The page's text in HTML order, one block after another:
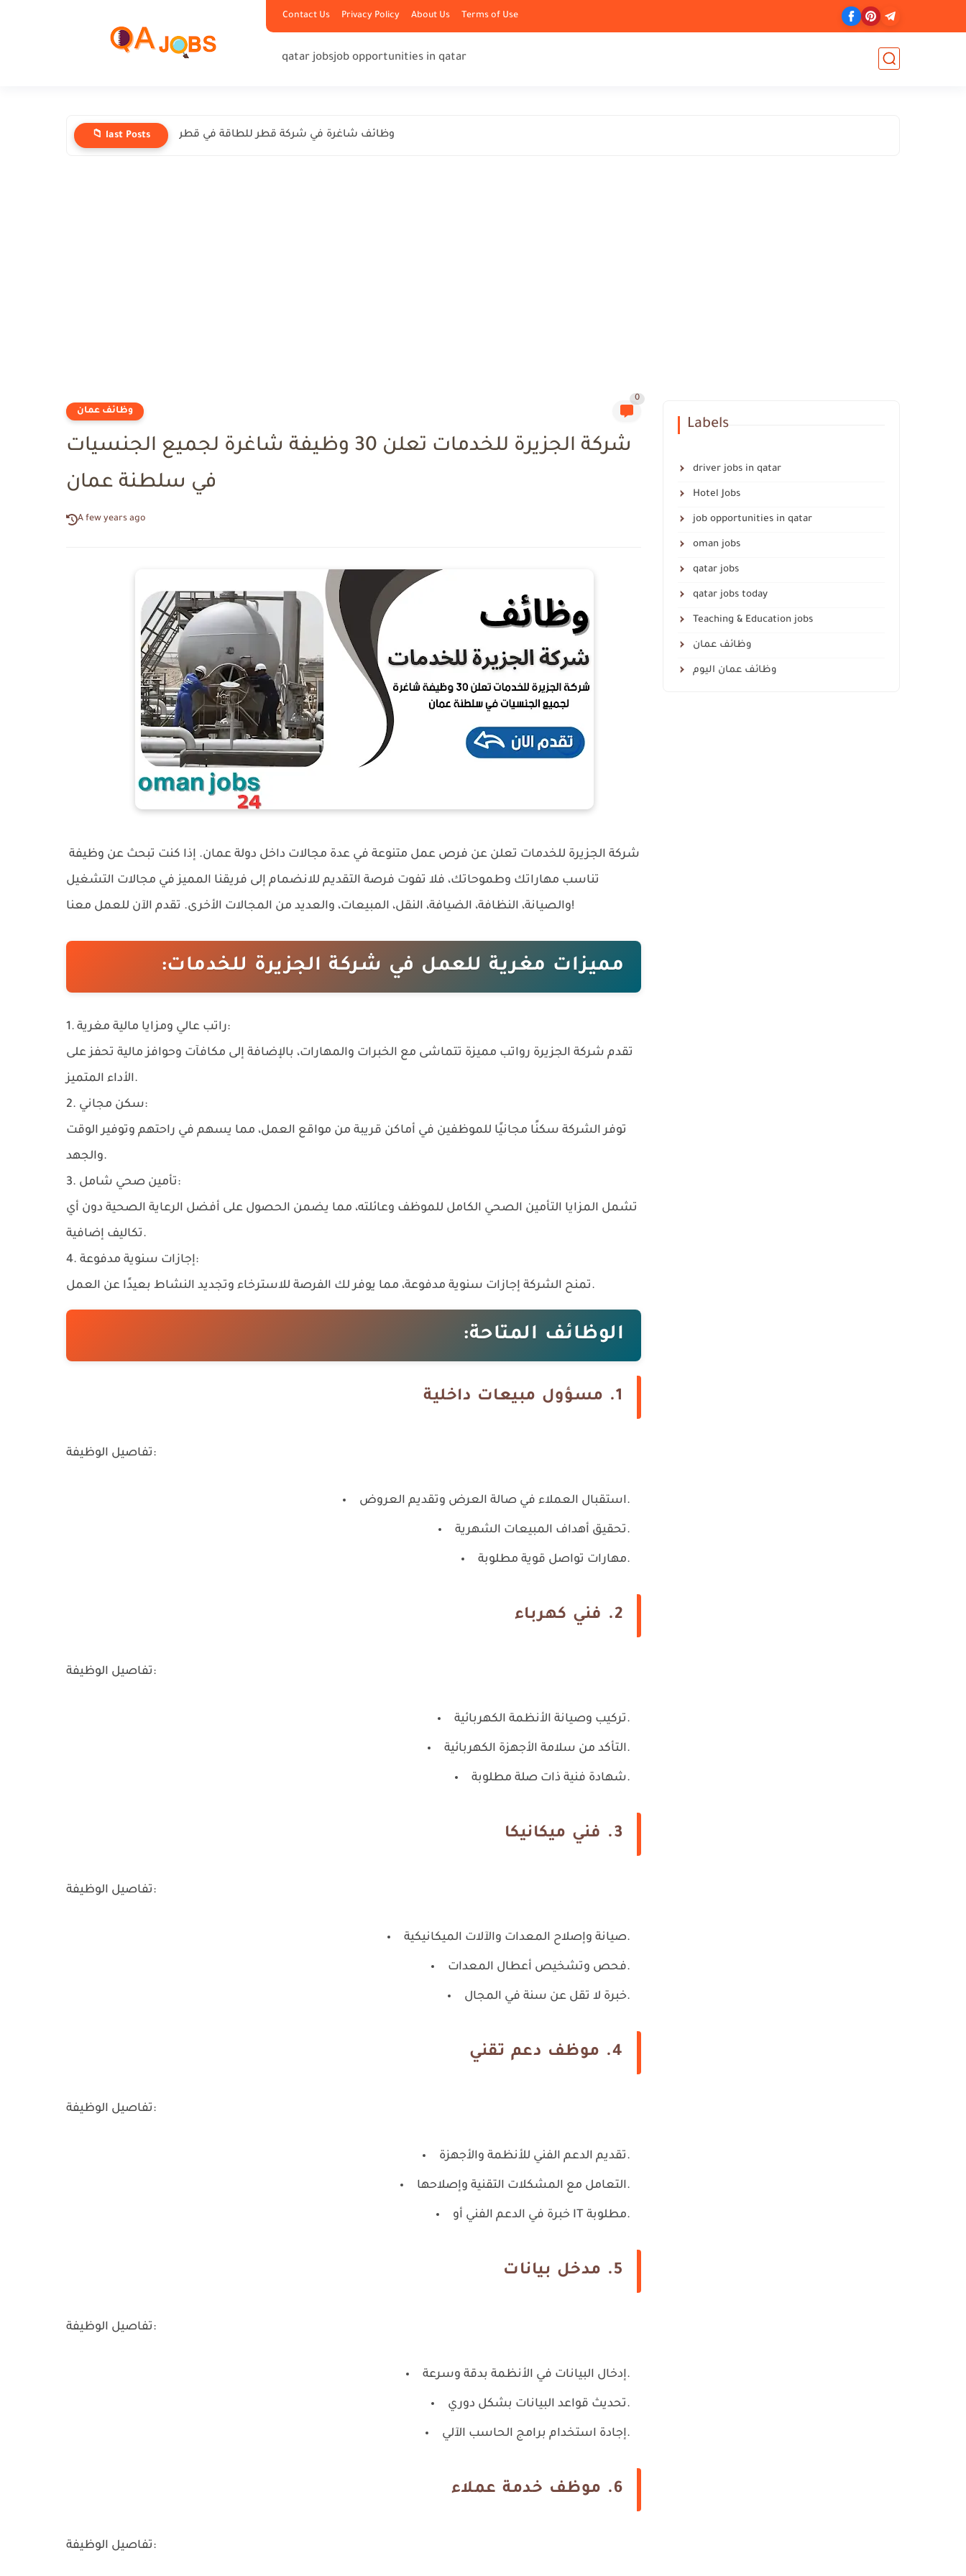
Contact Us Privacy Policy About Us Terms of Use
qatar jobsjob opportunities in qatar
📁 last Posts وظائف شاغرة في شركة قطر للطاقة في قطر
وظائف عمان
0
شركة الجزيرة للخدمات تعلن 30 وظيفة شاغرة لجميع الجنسيات
في سلطنة عمان
A few years ago
شركة الجزيرة للخدمات تعلن عن فرص عمل متنوعة في عدة مجالات داخل دولة عمان. إذا كنت تبحث عن وظيفة
تناسب مهاراتك وطموحاتك، فلا تفوت فرصة التقديم للانضمام إلى فريقنا المميز في مجالات التشغيل
والصيانة، النظافة، الضيافة، النقل، المبيعات، والعديد من المجالات الأخرى. تقدم الآن للعمل معنا!
مميزات مغرية للعمل في شركة الجزيرة للخدمات:
1. راتب عالي ومزايا مالية مغرية:
تقدم شركة الجزيرة رواتب مميزة تتماشى مع الخبرات والمهارات، بالإضافة إلى مكافآت وحوافز مالية تحفز على
الأداء المتميز.
2. سكن مجاني:
توفر الشركة سكنًا مجانيًا للموظفين في أماكن قريبة من مواقع العمل، مما يسهم في راحتهم وتوفير الوقت
والجهد.
3. تأمين صحي شامل:
تشمل المزايا التأمين الصحي الكامل للموظف وعائلته، مما يضمن الحصول على أفضل الرعاية الصحية دون أي
تكاليف إضافية.
4. إجازات سنوية مدفوعة:
تمنح الشركة إجازات سنوية مدفوعة، مما يوفر لك الفرصة للاسترخاء وتجديد النشاط بعيدًا عن العمل.
الوظائف المتاحة:
1. مسؤول مبيعات داخلية
تفاصيل الوظيفة:
استقبال العملاء في صالة العرض وتقديم العروض.
تحقيق أهداف المبيعات الشهرية.
مهارات تواصل قوية مطلوبة.
2. فني كهرباء
تفاصيل الوظيفة:
تركيب وصيانة الأنظمة الكهربائية.
التأكد من سلامة الأجهزة الكهربائية.
شهادة فنية ذات صلة مطلوبة.
3. فني ميكانيكا
تفاصيل الوظيفة:
صيانة وإصلاح المعدات والآلات الميكانيكية.
فحص وتشخيص أعطال المعدات.
خبرة لا تقل عن سنة في المجال.
4. موظف دعم تقني
تفاصيل الوظيفة:
تقديم الدعم الفني للأنظمة والأجهزة.
التعامل مع المشكلات التقنية وإصلاحها.
خبرة في الدعم الفني أو IT مطلوبة.
5. مدخل بيانات
تفاصيل الوظيفة:
إدخال البيانات في الأنظمة بدقة وسرعة.
تحديث قواعد البيانات بشكل دوري.
إجادة استخدام برامج الحاسب الآلي.
6. موظف خدمة عملاء
تفاصيل الوظيفة:
Labels
driver jobs in qatar
Hotel Jobs
job opportunities in qatar
oman jobs
qatar jobs
qatar jobs today
Teaching & Education jobs
وظائف عمان
وظائف عمان اليوم